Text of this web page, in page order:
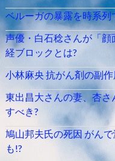
ベルーガの暴露を時系列
声優・白石稔さんが「
経ブロックとは?
小林麻央 抗がん剤の副
東出昌大さんの妻、杏
すべき?
鳩山邦夫氏の死因 がん
も!?